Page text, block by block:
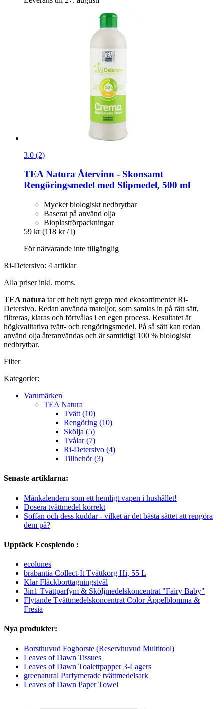
3.0 (2)
TEA Natura Återvinn -​ Skonsamt
Rengöringsmedel med Slipmedel, 500 ml
Mycket biologiskt nedbrytbar
Baserat på använd olja
Bioplastförpackningar
59 kr (118 kr / l)
För närvarande inte tillgänglig
Ri-Detersivo: 4 artiklar
Alla priser inkl. moms.
TEA natura tar ett helt nytt grepp med ekosortimentet Ri-
Detersivo. Redan använda matoljor, som samlas in på rätt sätt,
filtreras, klaras och förtvålas i en egen process. Resultatet är
högkvalitativa tvätt- och rengöringsmedel. På så sätt kan redan
använd olja återanvändas och är samtidigt 100 % biologiskt
nedbrytbar.
Filter
Kategorier:
Varumärken
TEA Natura
Tvätt (10)
Rengöring (10)
Skölja (5)
Tvålar (7)
Ri-Detersivo (4)
Tillbehör (3)
Senaste artiklarna:
Månkalendern som ett hemligt vapen i hushållet!
Dosera tvättmedel korrekt
Soffan och dess kuddar - vilket är det bästa sättet att rengöra
dem på?
Upptäck Ecosplendo :
ecolunes
brabantia Collect-It Tvättkorg Hi, 55 L
Klar Fläckborttagningstvål
3in1 Tvättparfym & Sköljmedelskoncentrat "Fairy Baby"
Flytande Tvättmedelskoncentrat Color Äppelblomma &
Fresia
Nya produkter:
Borsthuvud Fogborste (Reservhuvud Multitool)
Leaves of Dawn Tissues
Leaves of Dawn Toalettpapper 3-Lagers
greenatural Parfymerade tvättmedelsark
Leaves of Dawn Paper Towel